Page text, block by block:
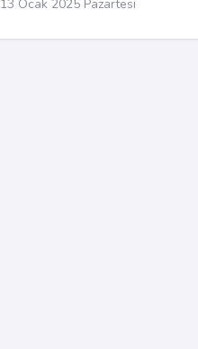
13 Ocak 2025 Pazartesi